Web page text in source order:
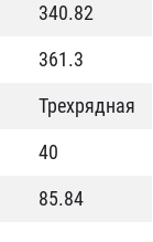
340.82
361.3
Трехрядная
40
85.84